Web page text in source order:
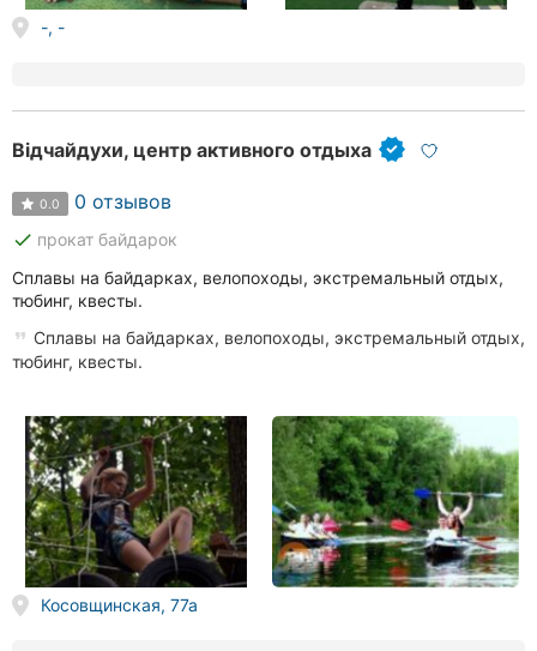
-, -
Відчайдухи, центр активного отдыха
0.0 0 отзывов
done прокат байдарок
Сплавы на байдарках, велопоходы, экстремальный отдых,
тюбинг, квесты.
Сплавы на байдарках, велопоходы, экстремальный отдых,
тюбинг, квесты.
Косовщинская, 77а